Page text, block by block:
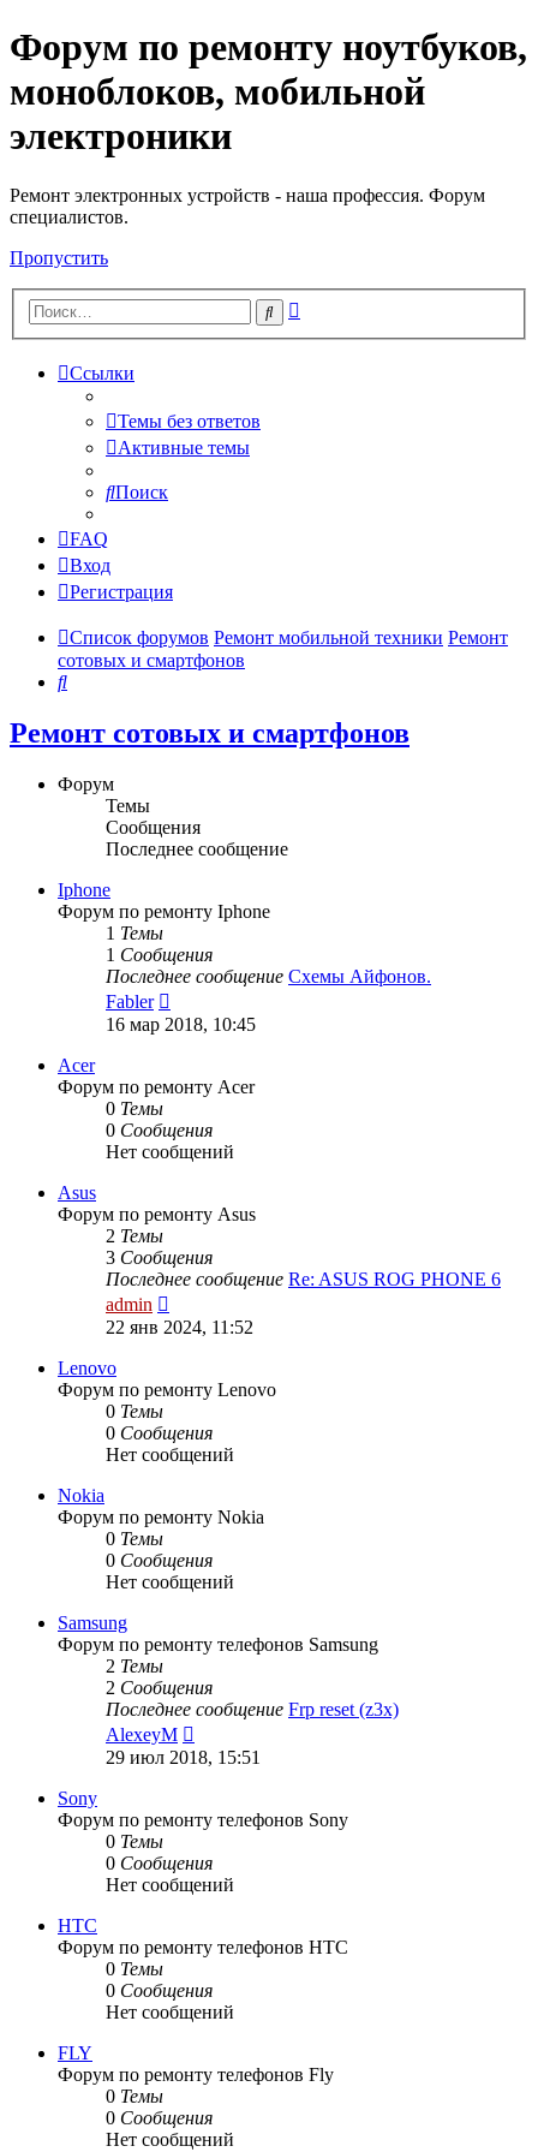
Регистрация
Форум по ремонту ноутбуков,
моноблоков, мобильной
электроники
Ремонт электронных устройств - наша профессия. Форум
специалистов.
Пропустить
Поиск
Ссылки
Темы без ответов
Активные темы
Поиск
FAQ
Вход
Регистрация
Список форумов Ремонт мобильной техники Ремонт
сотовых и смартфонов
Поиск
Ремонт сотовых и смартфонов
Форум
Темы
Сообщения
Последнее сообщение
Iphone
Форум по ремонту Iphone
1 Темы
1 Сообщения
Последнее сообщение Схемы Айфонов.
Fabler
к
последнему
16 мар 2018, 10:45
Acer
Форум по ремонту Acer
0 Темы
0 Сообщения
Нет сообщений
Asus
Форум по ремонту Asus
2 Темы
3 Сообщения
Последнее сообщение Re: ASUS ROG PHONE 6
admin
к
последнему
22 янв 2024, 11:52
Lenovo
Форум по ремонту Lenovo
0 Темы
0 Сообщения
Нет сообщений
Nokia
Форум по ремонту Nokia
0 Темы
0 Сообщения
Нет сообщений
Samsung
Форум по ремонту телефонов Samsung
2 Темы
2 Сообщения
Последнее сообщение Frp reset (z3x)
AlexeyM
к
последнему
29 июл 2018, 15:51
Sony
Форум по ремонту телефонов Sony
0 Темы
0 Сообщения
Нет сообщений
HTC
Форум по ремонту телефонов HTC
0 Темы
0 Сообщения
Нет сообщений
FLY
Форум по ремонту телефонов Fly
0 Темы
0 Сообщения
Нет сообщений